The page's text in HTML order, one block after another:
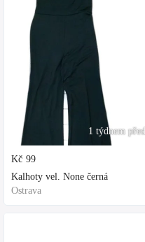
1 týdnem před
Kč 99
Kalhoty vel. None černá
Ostrava